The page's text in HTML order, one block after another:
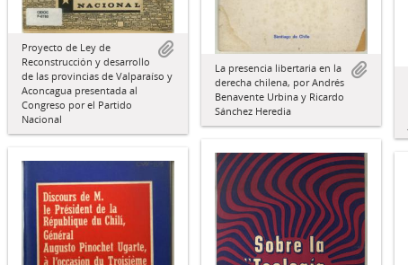
Proyecto de Ley de
Reconstrucción y desarrollo
de las provincias de Valparaíso y
Aconcagua presentada al
Congreso por el Partido
Nacional
La presencia libertaria en la
derecha chilena, por Andrés
Benavente Urbina y Ricardo
Sánchez Heredia